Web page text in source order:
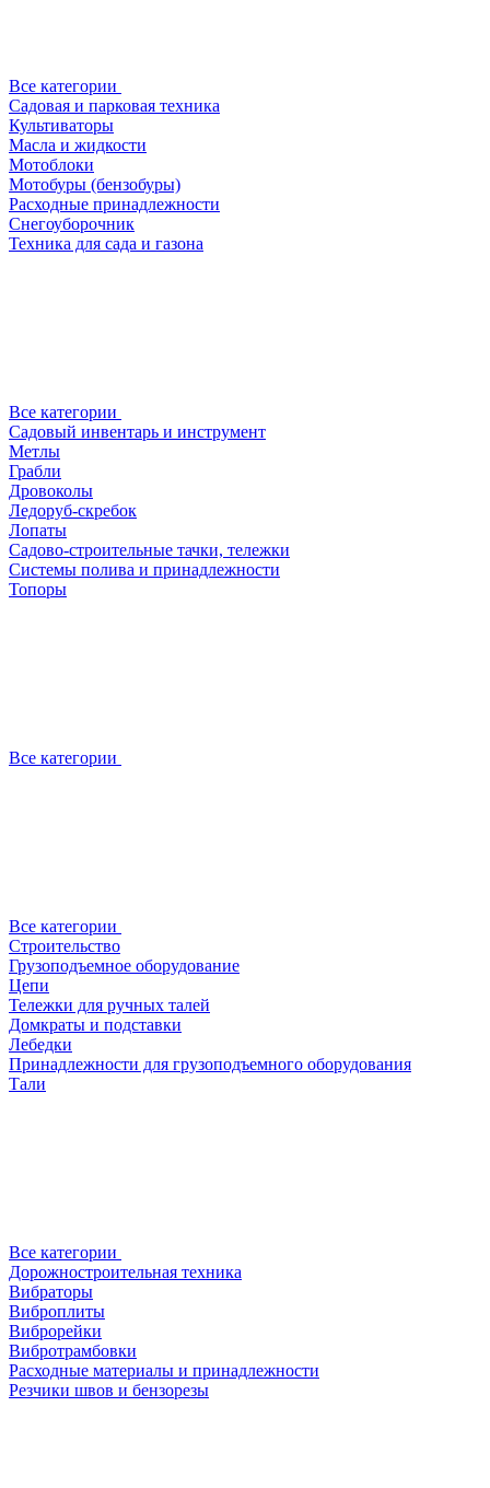
Все категории
Садовая и парковая техника
Культиваторы
Масла и жидкости
Мотоблоки
Мотобуры (бензобуры)
Расходные принадлежности
Снегоуборочник
Техника для сада и газона
Все категории
Садовый инвентарь и инструмент
Метлы
Грабли
Дровоколы
Ледоруб-скребок
Лопаты
Садово-строительные тачки, тележки
Системы полива и принадлежности
Топоры
Все категории
Все категории
Строительство
Грузоподъемное оборудование
Цепи
Тележки для ручных талей
Домкраты и подставки
Лебедки
Принадлежности для грузоподъемного оборудования
Тали
Все категории
Дорожностроительная техника
Вибраторы
Виброплиты
Виброрейки
Вибротрамбовки
Расходные материалы и принадлежности
Резчики швов и бензорезы